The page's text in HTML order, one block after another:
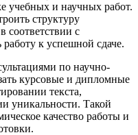
учебных и научных работ.
структуру
соответствии с
к успешной сдаче.
по научно-
курсовые и дипломные
текста,
Такой
качество работы и